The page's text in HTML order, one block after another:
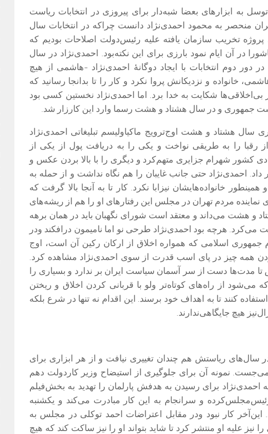
به ابزارهای بعضا شبه‌دار برای پیروزی در انتخابات ریاست
منحصر به محمود احمدی‌نژاد دانست چراکه در انتخابات سال
تخریب سازمان یافته علیه رئیس‌دولت اصلاحات بودیم که
در آن ایام نمود بارزی برای این نکته‌بود. احمدی‌نژاد در سال
دور دوم انتخابات با ایجاد دوگانه احمدی‌نژاد -هاشمی از هیچ
خانواده و نزدیکانش پروا نکرد و کار را تا بدانجا رسانید که
شکایت به خدا برد. اما احمدی‌نژاد نخستین کسی بود
جمهوری و در سال هشتاد و هشت رسما وارد این کارزار شد.
سال هشتاد و هشت اوج‌ترویج ماکیاولیسم تبلیغاتی احمدی‌نژاد
رقبا را به طریقی نواخت و یکی را به دریافت پول از یکی از
کشور شهرام جزایری متهم‌کرد و دیگری را با بالا بردن عکس و
احمدی‌نژاد حتی جانب غایبان را هم نگاه نداشت و از حمله به
خانواده‌هایشان نیزابا نکرد. کار تا به آنجا بالا گرفت که
مردم تهران در مجلس این رفتارهای او را هم از ریشه‌های
و هشت می‌داند و معتقد است شورای نگهبان باید در‌‌ همان برهه
می‌کرد. هرچه بود احمدی‌نژاد طرحی نو اما نامیمون درافکند ودر
جمهوری اسلامی که همواره اخلاق از ارکان رکین آن است، اوج
همه چیز در پای اسب قدرت از سوی احمدی‌نژاد مشاهده کرد.
مدت‌ها دست از سر آسمان سیاست ایران بر ندارد و بسیاری را
می‌شود از راه‌های کوتاه‌تر ولو با قربانی کردن اخلاق و ریختن
کنند تا به اهداف خود برسند. این اقدام نه تنها در شرع بلکه
هیچ جایگاهی‌ندارند.
سال‌های ریاستش هم چندان تغییری نیافت و از هر ابزاری برای
نمونه آن برای جلوگیری از استیضاح وزیر کاردولت دهم
احمدی‌نژاد برای رسیدن به هدفش پارلمان را تهدید به بخش‌فیلم
و سرانجام به این کار مبادرت می‌کند و یکشنبه
این‌آخر کار نبود و‌در مقابل اعتراضات احمد توکلی در مجلس به
نیز علیه او منتشر کرد تا شاید بتواند او را نیز ساکت کند که هیچ